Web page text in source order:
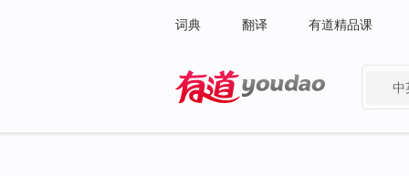
词典 翻译 有道精品课
中